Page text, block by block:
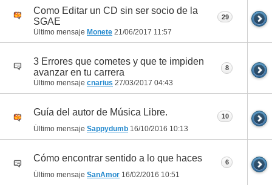
Como Editar un CD sin ser socio de la
SGAE
Último mensaje Monete 21/06/2017 11:57
29
3 Errores que cometes y que te impiden
avanzar en tu carrera
Último mensaje cnarius 27/03/2017 04:43
8
Guía del autor de Música Libre.
Último mensaje Sappydumb 16/10/2016 10:13
10
Cómo encontrar sentido a lo que haces
Último mensaje SanAmor 16/02/2016 10:51
6